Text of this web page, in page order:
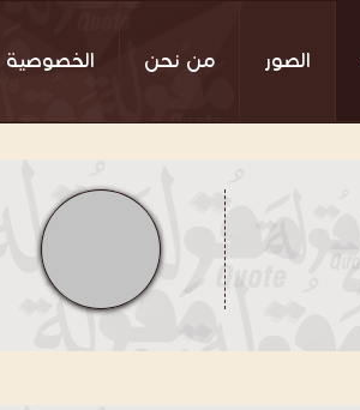
الصور من نحن الخصوصية